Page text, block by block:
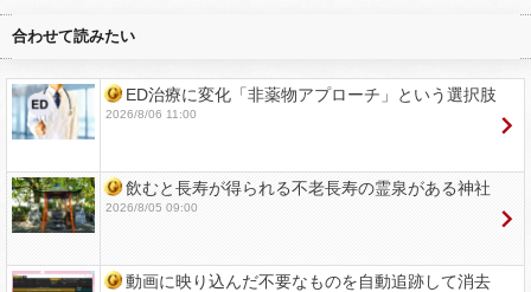
合わせて読みたい
ED治療に変化「非薬物アプローチ」という選択肢
2026/8/06 11:00
飲むと長寿が得られる不老長寿の霊泉がある神社
2026/8/05 09:00
動画に映り込んだ不要なものを自動追跡して消去